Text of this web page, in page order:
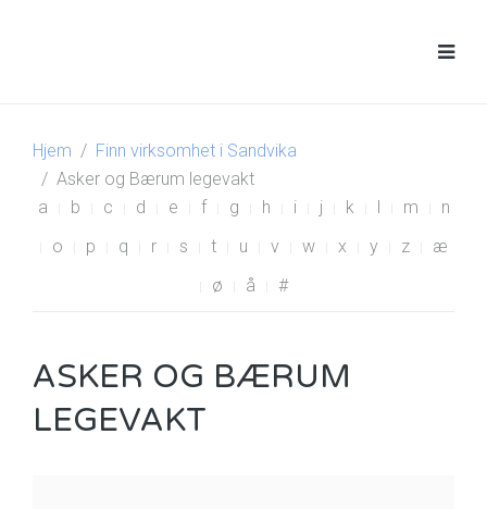
Hjem
Finn virksomhet i Sandvika
Asker og Bærum legevakt
a
b c d e f g h i j k l m
n
o
p q r s t u v w x y z
æ
ø
å #
ASKER OG BÆRUM
LEGEVAKT